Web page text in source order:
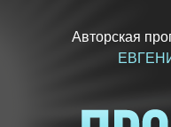
Авторская